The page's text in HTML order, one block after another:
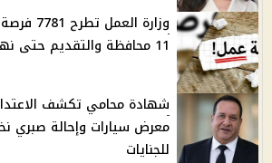
وزارة
11 محافظة والتقديم حتى نهاية يونيو
شهادة محامي تكشف
للجنايات